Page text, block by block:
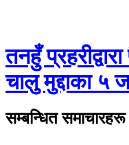
तनहुँ
चालु मुद्दाका ५
सम्बन्धित समाचारहरू